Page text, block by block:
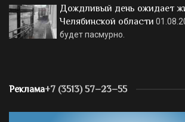
Дождливый день ожидает
Челябинской области
будет пасмурно.
Реклама+7 (3513) 57–23–55